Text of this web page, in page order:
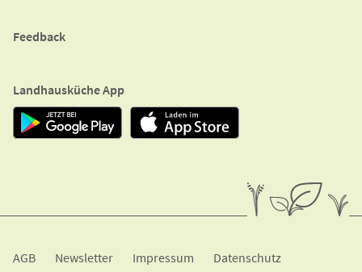
Feedback
Landhausküche App
A​G​B Newsletter Impressum
Datenschutz